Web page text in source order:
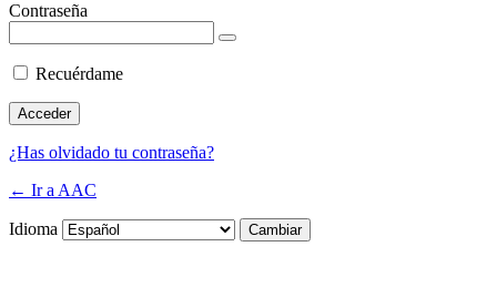
Contraseña
Recuérdame
¿Has olvidado tu contraseña?
← Ir a AAC
Idioma